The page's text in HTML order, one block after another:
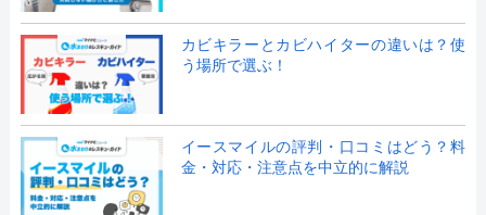
カビキラーとカビハイターの違いは？使
う場所で選ぶ！
イースマイルの評判・口コミはどう？料
金・対応・注意点を中立的に解説